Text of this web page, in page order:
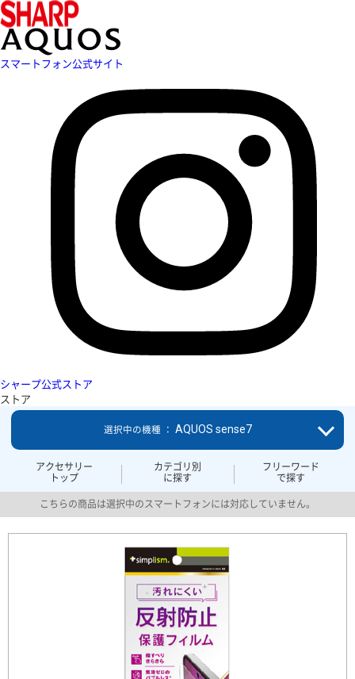
スマートフォン公式サイト
シャープ公式ストア
ストア
アクセサリー
トップ
カテゴリ別
に探す
フリーワード
で探す
選択中の機種 ： AQUOS sense7
こちらの商品は選択中のスマートフォンには対応していません。